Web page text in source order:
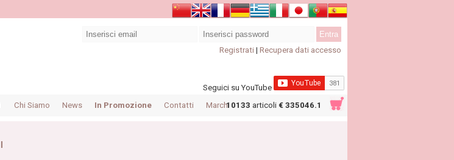
Registrati | Recupera dati accesso
Seguici su YouTube
Chi Siamo News In Promozione Contatti Marchi10133 articoli € 335046.1